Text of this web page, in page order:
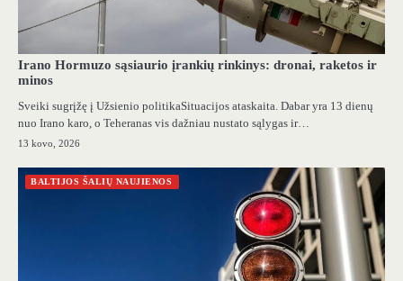
Irano Hormuzo sąsiaurio įrankių rinkinys: dronai, raketos ir
minos
Sveiki sugrįžę į Užsienio politikaSituacijos ataskaita. Dabar yra 13 dienų
nuo Irano karo, o Teheranas vis dažniau nustato sąlygas ir…
13 kovo, 2026
BALTIJOS ŠALIŲ NAUJIENOS